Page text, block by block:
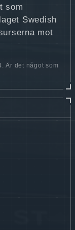
som
Swedish
mot
Är det något som